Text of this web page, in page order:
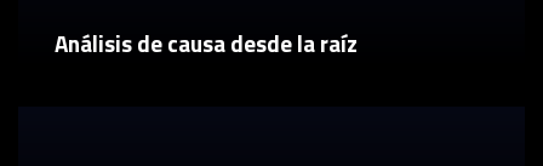
Análisis de causa desde la raíz